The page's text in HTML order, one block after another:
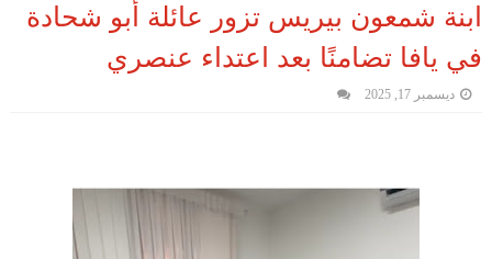
ابنة شمعون بيريس تزور عائلة أبو شحادة
في يافا تضامنًا بعد اعتداء عنصري
ديسمبر 17, 2025